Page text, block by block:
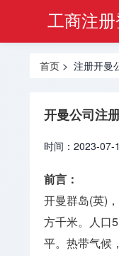
工商注
首页 > 注册开曼
开曼公司注
时间：2023-07-
前言：
开曼群岛(英)
方千米。人口
平。热带气候